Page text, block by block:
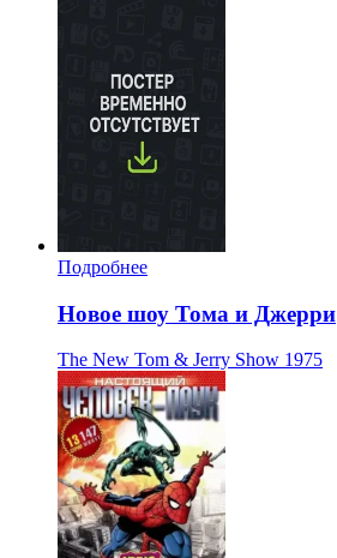
Подробнее
Новое шоу Тома и Джерри
The New Tom & Jerry Show 1975